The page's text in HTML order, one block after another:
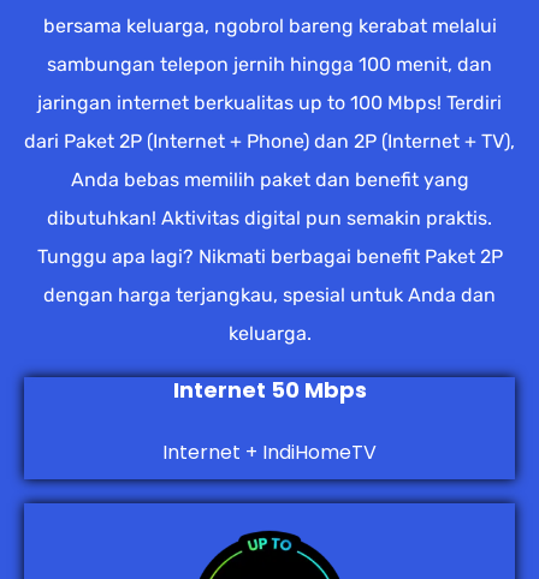
bersama keluarga, ngobrol bareng kerabat melalui
sambungan telepon jernih hingga 100 menit, dan
jaringan internet berkualitas up to 100 Mbps! Terdiri
dari Paket 2P (Internet + Phone) dan 2P (Internet + TV),
Anda bebas memilih paket dan benefit yang
dibutuhkan! Aktivitas digital pun semakin praktis.
Tunggu apa lagi? Nikmati berbagai benefit Paket 2P
dengan harga terjangkau, spesial untuk Anda dan
keluarga.
Internet 50 Mbps
Internet + IndiHomeTV